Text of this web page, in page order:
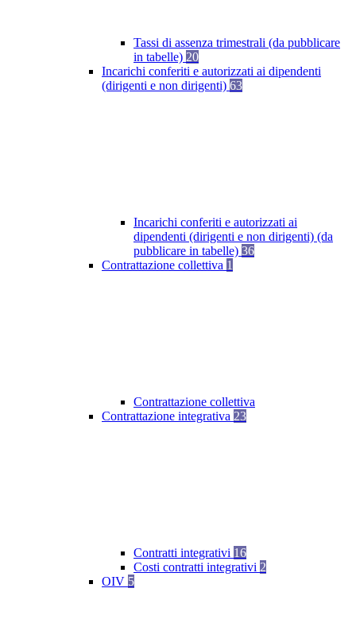
Tassi di assenza trimestrali (da pubblicare
in tabelle) 20
Incarichi conferiti e autorizzati ai dipendenti
(dirigenti e non dirigenti) 63
Incarichi conferiti e autorizzati ai
dipendenti (dirigenti e non dirigenti) (da
pubblicare in tabelle) 36
Contrattazione collettiva 1
Contrattazione collettiva
Contrattazione integrativa 23
Contratti integrativi 16
Costi contratti integrativi 2
OIV 5